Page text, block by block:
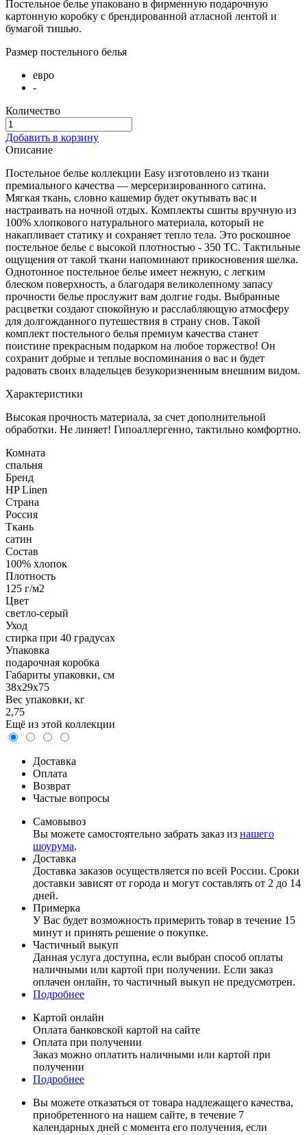
Постельное белье упаковано в фирменную подарочную
картонную коробку с брендированной атласной лентой и
бумагой тишью.
Размер постельного белья
евро
-
Количество
Добавить в корзину
Описание
Постельное белье коллекции Easy изготовлено из ткани
премиального качества — мерсеризированного сатина.
Мягкая ткань, словно кашемир будет окутывать вас и
настраивать на ночной отдых. Комплекты сшиты вручную из
100% хлопкового натурального материала, который не
накапливает статику и сохраняет тепло тела. Это роскошное
постельное белье с высокой плотностью - 350 ТС. Тактильные
ощущения от такой ткани напоминают прикосновения шелка.
Однотонное постельное белье имеет нежную, с легким
блеском поверхность, а благодаря великолепному запасу
прочности белье прослужит вам долгие годы. Выбранные
расцветки создают спокойную и расслабляющую атмосферу
для долгожданного путешествия в страну снов. Такой
комплект постельного белья премиум качества станет
поистине прекрасным подарком на любое торжество! Он
сохранит добрые и теплые воспоминания о вас и будет
радовать своих владельцев безукоризненным внешним видом.
Характеристики
Высокая прочность материала, за счет дополнительной
обработки. Не линяет! Гипоаллергенно, тактильно комфортно.
Комната
спальня
Бренд
HP Linen
Страна
Россия
Ткань
сатин
Состав
100% хлопок
Плотность
125 г/м2
Цвет
светло-серый
Уход
стирка при 40 градусах
Упаковка
подарочная коробка
Габариты упаковки, см
38х29х75
Вес упаковки, кг
2,75
Ещё из этой коллекции
Доставка
Оплата
Возврат
Частые вопросы
Самовывоз
Вы можете самостоятельно забрать заказ из нашего
шоурума.
Доставка
Доставка заказов осуществляется по всей России. Сроки
доставки зависят от города и могут составлять от 2 до 14
дней.
Примерка
У Вас будет возможность примерить товар в течение 15
минут и принять решение о покупке.
Частичный выкуп
Данная услуга доступна, если выбран способ оплаты
наличными или картой при получении. Если заказ
оплачен онлайн, то частичный выкуп не предусмотрен.
Подробнее
Картой онлайн
Оплата банковской картой на сайте
Оплата при получении
Заказ можно оплатить наличными или картой при
получении
Подробнее
Вы можете отказаться от товара надлежащего качества,
приобретенного на нашем сайте, в течение 7
календарных дней с момента его получения, если